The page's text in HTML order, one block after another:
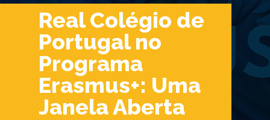
Real Colégio de
Portugal no
Programa
Erasmus+: Uma
Janela Aberta